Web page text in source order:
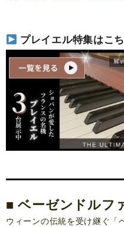
プレイエル特集はこ
■ ベーゼンドルフ
ウィーンの伝統を受け継ぐ「